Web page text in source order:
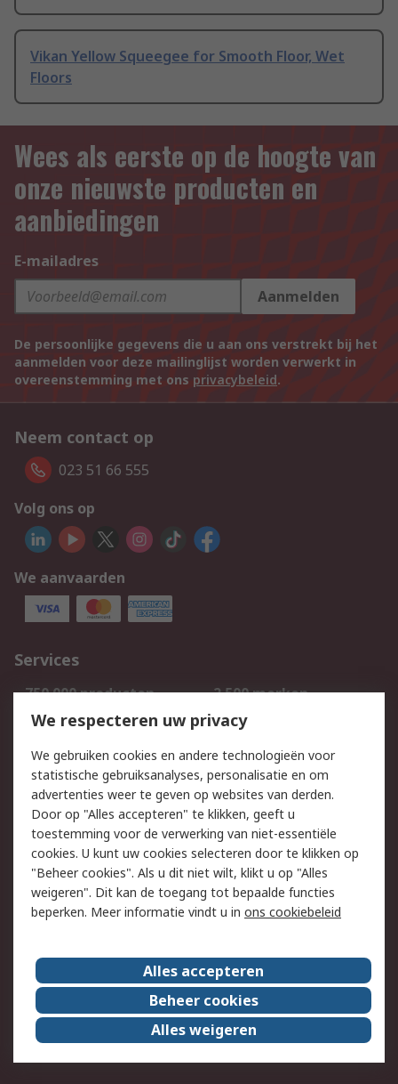
Vikan Yellow Squeegee for Smooth Floor, Wet
Floors
Wees als eerste op de hoogte van
onze nieuwste producten en
aanbiedingen
E-mailadres
Aanmelden
De persoonlijke gegevens die u aan ons verstrekt bij het
aanmelden voor deze mailinglijst worden verwerkt in
overeenstemming met ons privacybeleid.
Neem contact op
023 51 66 555
Volg ons op
We aanvaarden
Services
750.000 producten
2.500 merken
Bestellen
Inkoopoplossingen
Track & Trace
Wettelijk
Cookiebeleid
Email veiligheid
Privacybeleid
Websitevoorwaarden
Algemene
verkoopvoorwaarden
Over RS
RS Group
Over ons
RS wereldwijd
Werken bij RS
ESG
We respecteren uw privacy
We gebruiken cookies en andere technologieën voor
statistische gebruiksanalyses, personalisatie en om
advertenties weer te geven op websites van derden.
Door op "Alles accepteren" te klikken, geeft u
toestemming voor de verwerking van niet-essentiële
cookies. U kunt uw cookies selecteren door te klikken op
"Beheer cookies". Als u dit niet wilt, klikt u op "Alles
weigeren". Dit kan de toegang tot bepaalde functies
beperken. Meer informatie vindt u in ons cookiebeleid
Alles accepteren
Beheer cookies
Alles weigeren